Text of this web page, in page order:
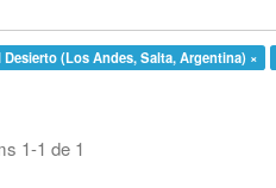
Desierto (Los Andes, Salta, Argentina) ×
1-1 de 1